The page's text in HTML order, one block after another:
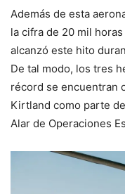
Además de esta
la cifra de 20 mil
alcanzó este hito
De tal modo, los tres
récord se encuentran
Kirtland como parte
Alar de Operaciones